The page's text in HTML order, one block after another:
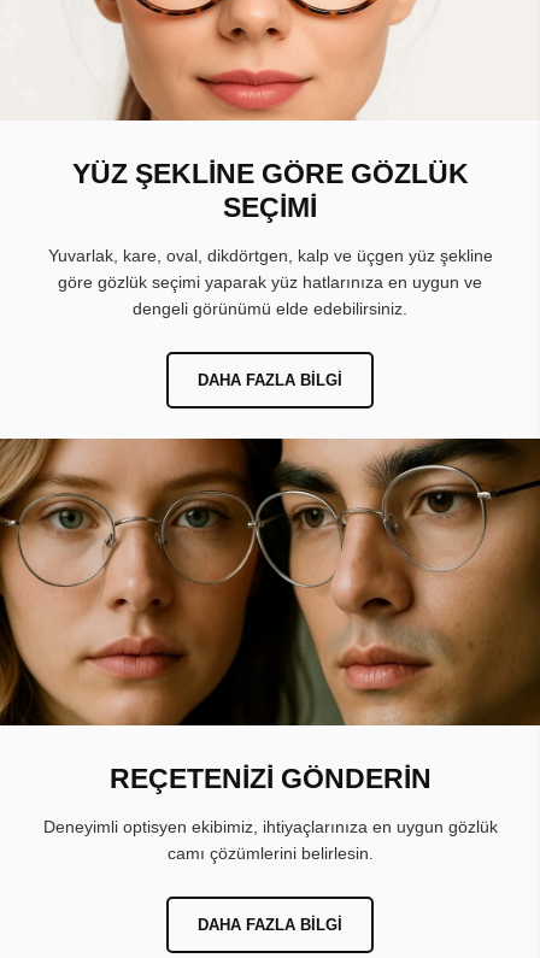
YÜZ ŞEKLİNE GÖRE GÖZLÜK
SEÇİMİ
Yuvarlak, kare, oval, dikdörtgen, kalp ve üçgen yüz şekline
göre gözlük seçimi yaparak yüz hatlarınıza en uygun ve
dengeli görünümü elde edebilirsiniz.
DAHA FAZLA BILGI
REÇETENİZİ GÖNDERİN
Deneyimli optisyen ekibimiz, ihtiyaçlarınıza en uygun gözlük
camı çözümlerini belirlesin.
DAHA FAZLA BILGI